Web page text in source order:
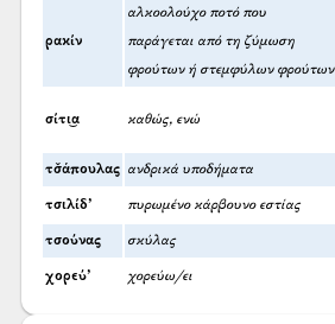
ρακίν
αλκοολούχο ποτό που
παράγεται από τη ζύμωση
φρούτων ή στεμφύλων φρούτων
σίτι͜α καθώς, ενώ
τσ̌άπουλας ανδρικά υποδήματα
τσιλίδ’ πυρωμένο κάρβουνο εστίας
τσούνας σκύλας
χορεύ’ χορεύω/ει